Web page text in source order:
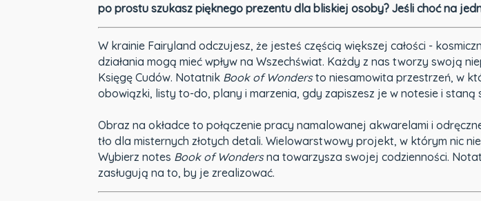
po prostu szukasz pięknego prezentu dla bliskiej osoby? Jeśli choć na
W krainie Fairyland odczujesz, że jesteś częścią większej całości -
działania mogą mieć wpływ na Wszechświat. Każdy z nas tworzy swoją
Księgę Cudów. Notatnik Book of Wondersto niesamowita przestrzeń, w
obowiązki, listy to-do, plany i marzenia, gdy zapiszesz je w notesie i staną
Obraz na okładce to połączenie pracy namalowanej akwarelami i
tło dla misternych złotych detali. Wielowarstwowy projekt, w którym nic
Wybierz notes Book of Wondersna towarzysza swojej codzienności.
zasługują na to, by je zrealizować.